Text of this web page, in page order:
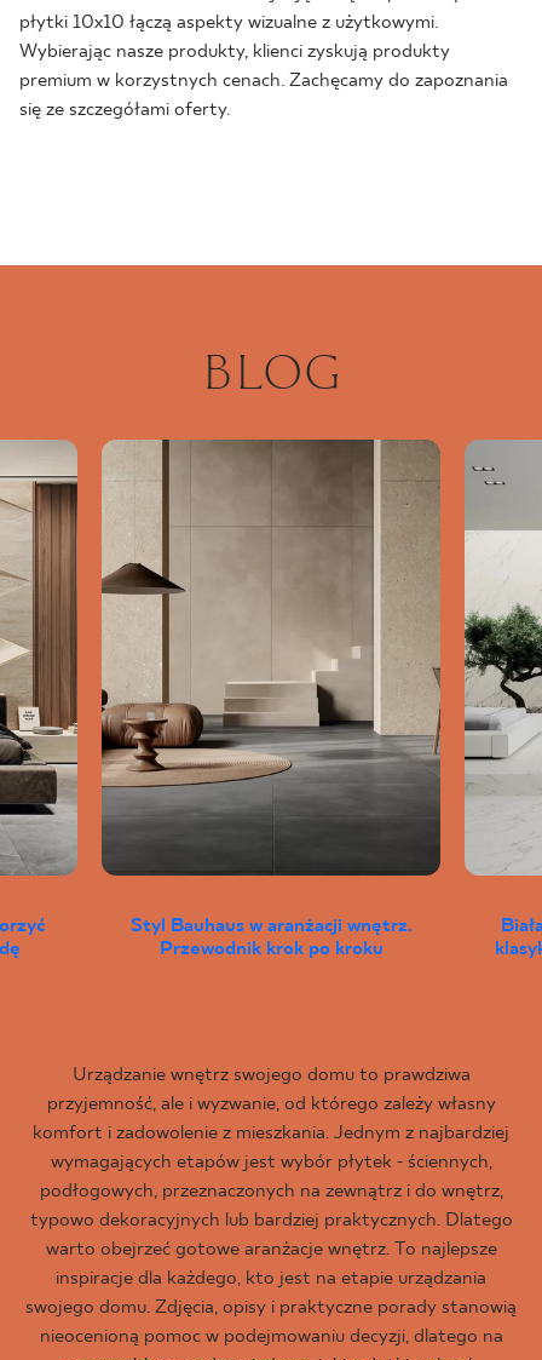
płytki 10x10 łączą aspekty wizualne z użytkowymi.
Wybierając nasze produkty, klienci zyskują produkty
premium w korzystnych cenach. Zachęcamy do zapoznania
się ze szczegółami oferty.
BLOG
Styl Bauhaus w aranżacji wnętrz.
Przewodnik krok po kroku
Urządzanie wnętrz swojego domu to prawdziwa
przyjemność, ale i wyzwanie, od którego zależy własny
komfort i zadowolenie z mieszkania. Jednym z najbardziej
wymagających etapów jest wybór płytek - ściennych,
podłogowych, przeznaczonych na zewnątrz i do wnętrz,
typowo dekoracyjnych lub bardziej praktycznych. Dlatego
warto obejrzeć gotowe aranżacje wnętrz. To najlepsze
inspiracje dla każdego, kto jest na etapie urządzania
swojego domu. Zdjęcia, opisy i praktyczne porady stanowią
nieocenioną pomoc w podejmowaniu decyzji, dlatego na